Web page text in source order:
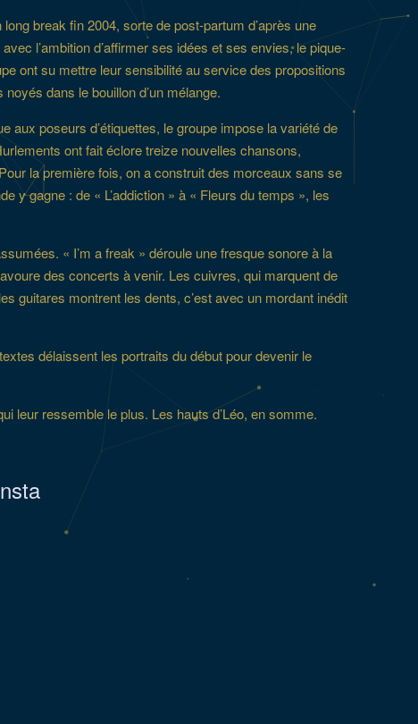
break fin 2004, sorte de post-partum d’après une
l’ambition d’affirmer ses idées et ses envies, le pique-
ont su mettre leur sensibilité au service des propositions
dans le bouillon d’un mélange.
aux poseurs d’étiquettes, le groupe impose la variété de
ont fait éclore treize nouvelles chansons,
la première fois, on a construit des morceaux sans se
y gagne : de « L’addiction » à « Fleurs du temps », les
« I’m a freak » déroule une fresque sonore à la
des concerts à venir. Les cuivres, qui marquent de
guitares montrent les dents, c’est avec un mordant inédit
délaissent les portraits du début pour devenir le
leur ressemble le plus. Les hauts d’Léo, en somme.